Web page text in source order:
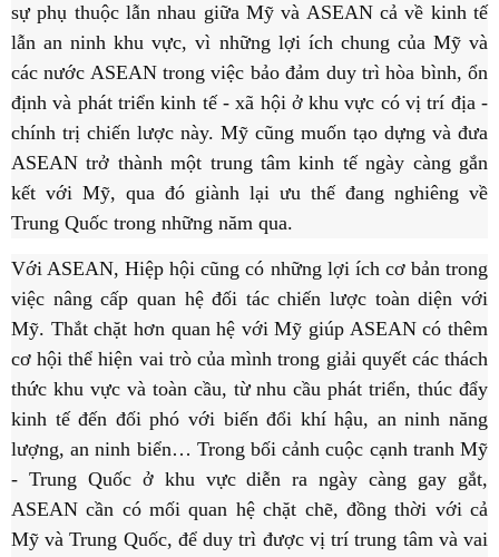
sự phụ thuộc lẫn nhau giữa Mỹ và ASEAN cả về kinh tế
lẫn an ninh khu vực, vì những lợi ích chung của Mỹ và
các nước ASEAN trong việc bảo đảm duy trì hòa bình, ổn
định và phát triển kinh tế - xã hội ở khu vực có vị trí địa -
chính trị chiến lược này. Mỹ cũng muốn tạo dựng và đưa
ASEAN trở thành một trung tâm kinh tế ngày càng gắn
kết với Mỹ, qua đó giành lại ưu thế đang nghiêng về
Trung Quốc trong những năm qua.
Với ASEAN, Hiệp hội cũng có những lợi ích cơ bản trong
việc nâng cấp quan hệ đối tác chiến lược toàn diện với
Mỹ. Thắt chặt hơn quan hệ với Mỹ giúp ASEAN có thêm
cơ hội thể hiện vai trò của mình trong giải quyết các thách
thức khu vực và toàn cầu, từ nhu cầu phát triển, thúc đẩy
kinh tế đến đối phó với biến đổi khí hậu, an ninh năng
lượng, an ninh biển… Trong bối cảnh cuộc cạnh tranh Mỹ
- Trung Quốc ở khu vực diễn ra ngày càng gay gắt,
ASEAN cần có mối quan hệ chặt chẽ, đồng thời với cả
Mỹ và Trung Quốc, để duy trì được vị trí trung tâm và vai